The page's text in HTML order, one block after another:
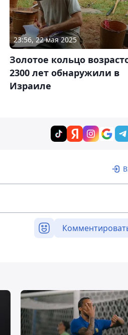
23:56, 22 мая 2025
Золотое кольцо
2300 лет обнаружили в
Израиле